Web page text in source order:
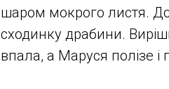
шаром мокрого листя. До
сходинку драбини.
впала, а Маруся полізе і